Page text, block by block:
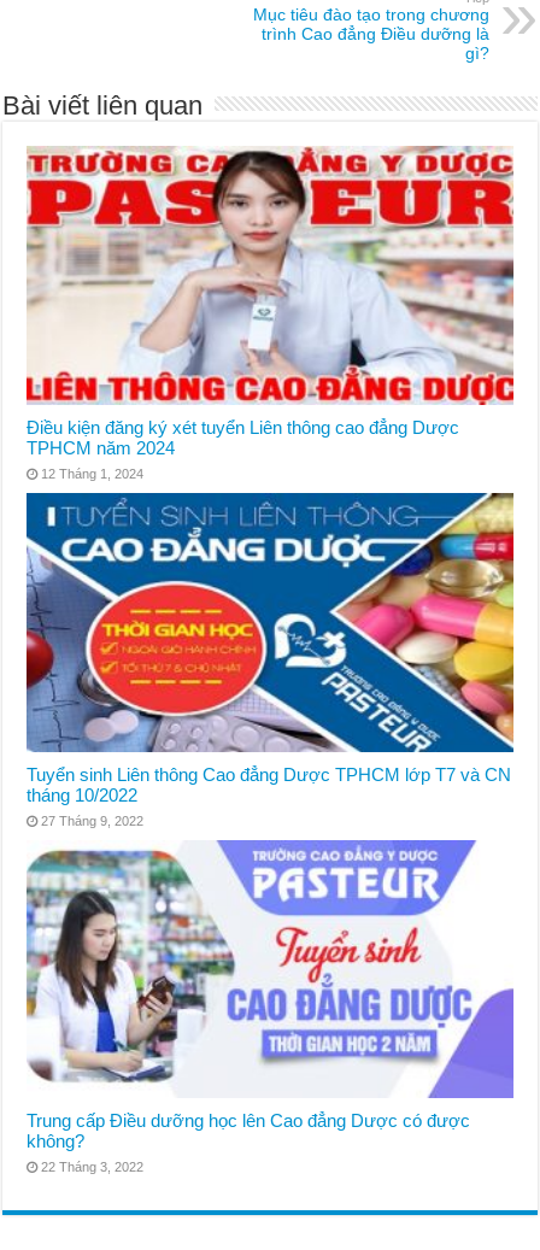
Mục tiêu đào tạo trong chương
trình Cao đẳng Điều dưỡng là
gì?
Bài viết liên quan
Điều kiện đăng ký xét tuyển Liên thông cao đẳng Dược
TPHCM năm 2024
12 Tháng 1, 2024
Tuyển sinh Liên thông Cao đẳng Dược TPHCM lớp T7 và CN
tháng 10/2022
27 Tháng 9, 2022
Trung cấp Điều dưỡng học lên Cao đẳng Dược có được
không?
22 Tháng 3, 2022